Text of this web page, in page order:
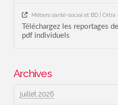
Métiers santé-social et BD | Ortra
Téléchargez les reportages
pdf individuels
Archives
juillet 2026